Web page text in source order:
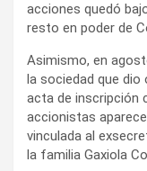
acciones quedó
resto en poder de
Asimismo, en
la sociedad que dio
acta de inscripción
accionistas
vinculada al
la familia Gaxiola